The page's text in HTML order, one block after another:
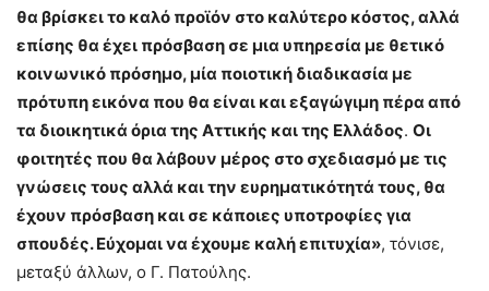
θα βρίσκει το καλό προϊόν στο καλύτερο κόστος, αλλά
επίσης θα έχει πρόσβαση σε μια υπηρεσία με θετικό
κοινωνικό πρόσημο, μία ποιοτική διαδικασία με
πρότυπη εικόνα που θα είναι και εξαγώγιμη πέρα από
τα διοικητικά όρια της Αττικής και της Ελλάδος. Οι
φοιτητές που θα λάβουν μέρος στο σχεδιασμό με τις
γνώσεις τους αλλά και την ευρηματικότητά τους, θα
έχουν πρόσβαση και σε κάποιες υποτροφίες για
σπουδές. Εύχομαι να έχουμε καλή επιτυχία», τόνισε,
μεταξύ άλλων, ο Γ. Πατούλης.